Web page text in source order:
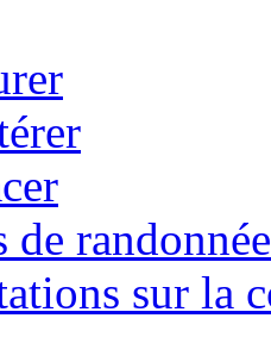
de randonnée
sur la